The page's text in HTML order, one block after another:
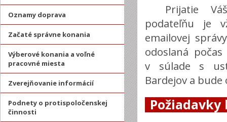
Oznamy doprava
Začaté správne konania
Výberové konania a voľné
pracovné miesta
Zverejňovanie informácií
Podnety o protispoločenskej
činnosti
Prijatie
podateľňu je
emailovej
odoslaná
v súlade s
Bardejov a